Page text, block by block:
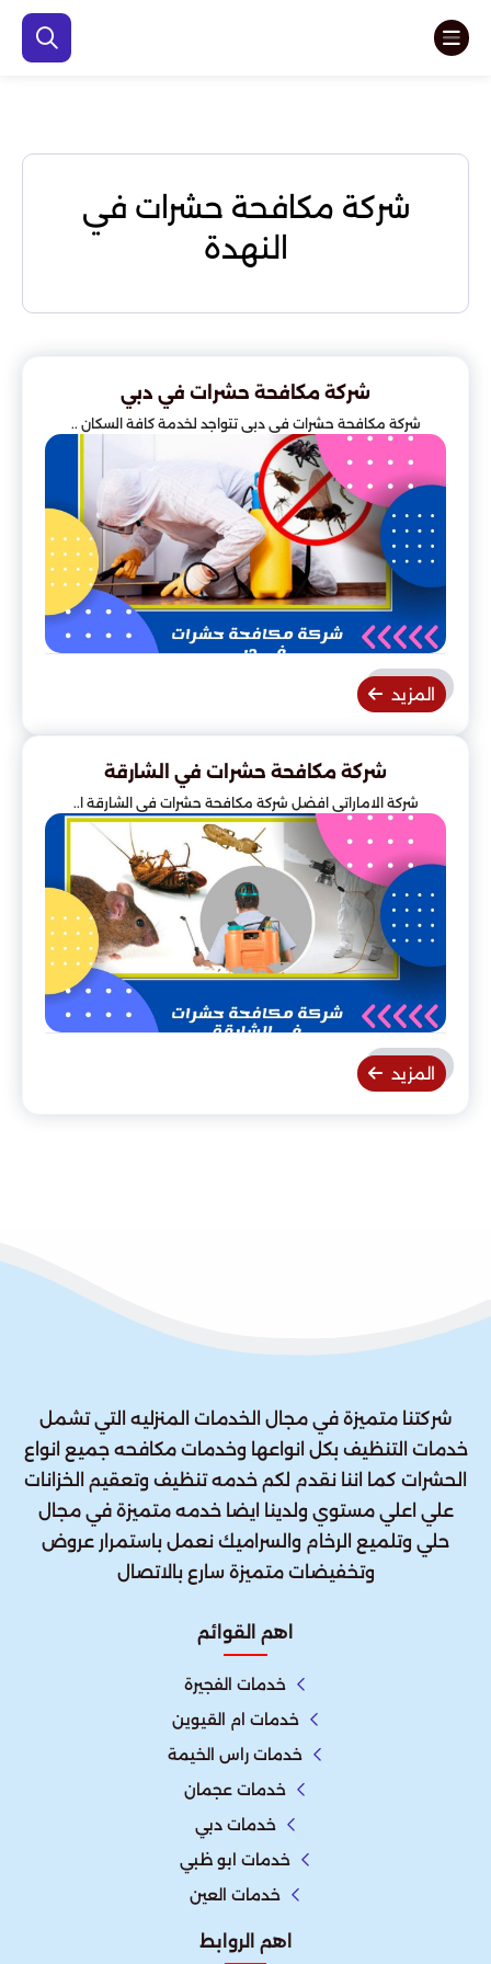
شركة مكافحة حشرات في
النهدة
شركة مكافحة حشرات في دبي
شركة مكافحة حشرات في دبي تتواجد لخدمة كافة السكان ..
المزيد
شركة مكافحة حشرات في الشارقة
شركة الاماراتي افضل شركة مكافحة حشرات في الشارقة ا..
المزيد
شركتنا متميزة في مجال الخدمات المنزليه التي تشمل
خدمات التنظيف بكل انواعها وخدمات مكافحه جميع انواع
الحشرات كما اننا نقدم لكم خدمه تنظيف وتعقيم الخزانات
علي اعلي مستوي ولدينا ايضا خدمه متميزة في مجال
حلي وتلميع الرخام والسراميك نعمل باستمرار عروض
وتخفيضات متميزة سارع بالاتصال
اهم القوائم
خدمات الفجيرة
خدمات ام القيوين
خدمات راس الخيمة
خدمات عجمان
خدمات دبي
خدمات ابو ظبي
خدمات العين
اهم الروابط